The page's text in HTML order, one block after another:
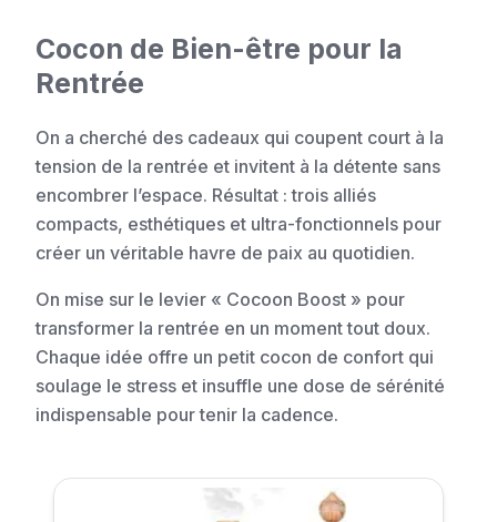
Cocon de Bien-être pour la
Rentrée
On a cherché des cadeaux qui coupent court à la
tension de la rentrée et invitent à la détente sans
encombrer l’espace. Résultat : trois alliés
compacts, esthétiques et ultra-fonctionnels pour
créer un véritable havre de paix au quotidien.
On mise sur le levier « Cocoon Boost » pour
transformer la rentrée en un moment tout doux.
Chaque idée offre un petit cocon de confort qui
soulage le stress et insuffle une dose de sérénité
indispensable pour tenir la cadence.